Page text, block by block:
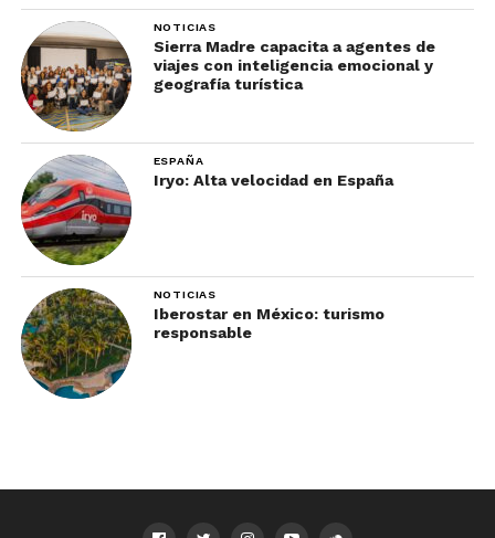
NOTICIAS
Sierra Madre capacita a agentes de
viajes con inteligencia emocional y
geografía turística
ESPAÑA
Iryo: Alta velocidad en España
NOTICIAS
Iberostar en México: turismo
responsable